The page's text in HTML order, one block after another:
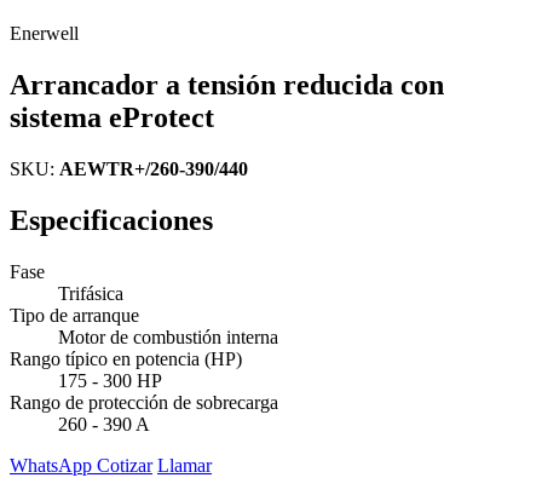
Enerwell
Arrancador a tensión reducida con
sistema eProtect
SKU: AEWTR+/260-390/440
Especificaciones
Fase
Trifásica
Tipo de arranque
Motor de combustión interna
Rango típico en potencia (HP)
175 - 300 HP
Rango de protección de sobrecarga
260 - 390 A
WhatsApp Cotizar Llamar